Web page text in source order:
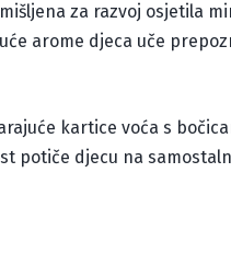
za razvoj osjetila
arome djeca uče
kartice voća s
potiče djecu na